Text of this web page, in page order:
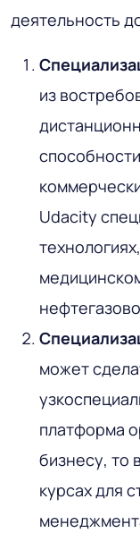
деятельность
из
Udacity
может
платформа
бизнесу, то
курсах для